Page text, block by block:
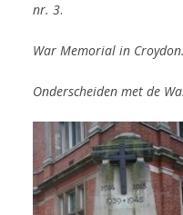
nr. 3.
War Memorial in Croydon.
Onderscheiden met de